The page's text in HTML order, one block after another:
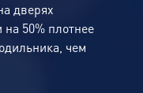
дверях
50% плотнее
чем